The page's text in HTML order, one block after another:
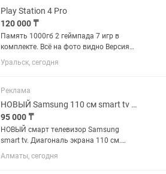
Play Station 4 Pro
120 000 ₸
Память 1000гб 2 геймпада 7 игр в
комплекте. Всё на фото видно Версия
прошивки 13.50 Консоль полностью
рабочая
Уральск, сегодня
Реклама
НОВЫЙ Samsung 110 см smart tv телевизор
95 000 ₸
НОВЫЙ смарт телевизор Samsung
smart tv. Диагональ экрана 110 см.
Пульт джойстик с мышкой и
голосовым управлением. Пульт и
Алматы, сегодня